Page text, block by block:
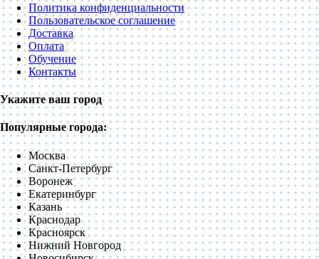
Политика конфиденциальности
Пользовательское соглашение
Доставка
Оплата
Обучение
Контакты
Укажите ваш город
Популярные города:
Москва
Санкт-Петербург
Воронеж
Екатеринбург
Казань
Краснодар
Красноярск
Нижний Новгород